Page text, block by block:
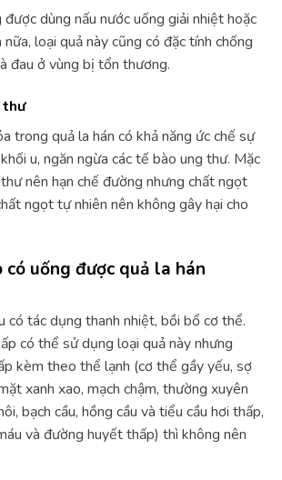
dùng nấu nước uống giải nhiệt hoặc
loại quả này cũng có đặc tính chống
đau ở vùng bị tổn thương.
thư
trong quả la hán có khả năng ức chế sự
u, ngăn ngừa các tế bào ung thư. Mặc
nên hạn chế đường nhưng chất ngọt
ngọt tự nhiên nên không gây hại cho
uống được quả la hán
có tác dụng thanh nhiệt, bồi bổ cơ thể.
có thể sử dụng loại quả này nhưng
kèm theo thể lạnh (cơ thể gầy yếu, sợ
xanh xao, mạch chậm, thường xuyên
bạch cầu, hồng cầu và tiểu cầu hơi thấp,
và đường huyết thấp) thì không nên